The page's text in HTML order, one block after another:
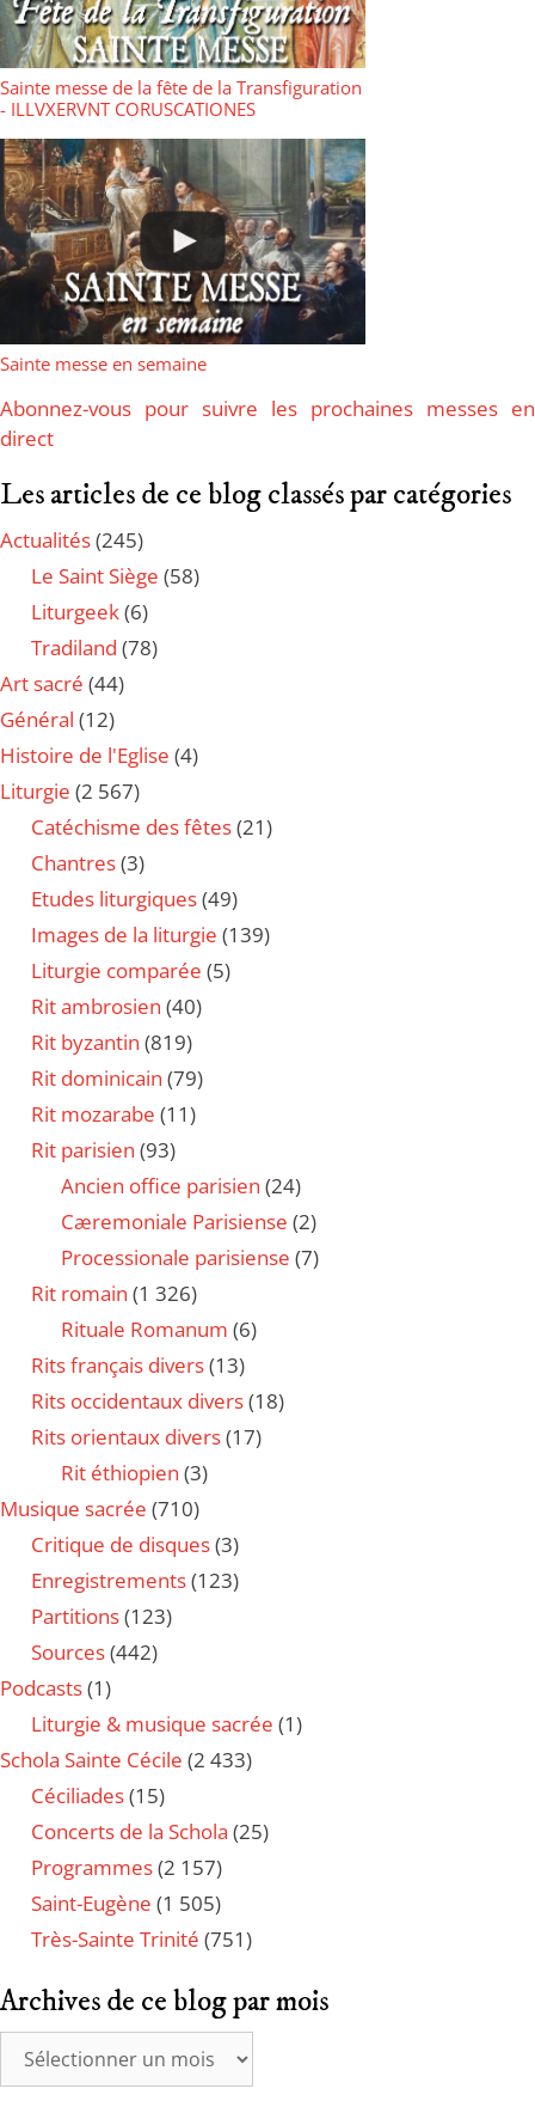
Sainte messe de la fête de la Transfiguration
- ILLVXERVNT CORUSCATIONES
Sainte messe en semaine
Abonnez-vous pour suivre les prochaines messes en
direct
Les articles de ce blog classés par catégories
Actualités(245)
Le Saint Siège (58)
Liturgeek(6)
Tradiland (78)
Art sacré (44)
Général (12)
Histoire de l'Eglise (4)
Liturgie (2 567)
Catéchisme des fêtes(21)
Chantres(3)
Etudes liturgiques(49)
Images de la liturgie (139)
Liturgie comparée (5)
Rit ambrosien (40)
Rit byzantin (819)
Rit dominicain (79)
Rit mozarabe (11)
Rit parisien (93)
Ancien office parisien (24)
Cæremoniale Parisiense (2)
Processionale parisiense (7)
Rit romain (1 326)
Rituale Romanum (6)
Rits français divers(13)
Rits occidentaux divers(18)
Rits orientaux divers(17)
Rit éthiopien (3)
Musique sacrée (710)
Critique de disques(3)
Enregistrements(123)
Partitions(123)
Sources(442)
Podcasts(1)
Liturgie & musique sacrée (1)
Schola Sainte Cécile (2 433)
Céciliades(15)
Concerts de la Schola (25)
Programmes(2 157)
Saint-Eugène (1 505)
Très-Sainte Trinité (751)
Archives de ce blog par mois